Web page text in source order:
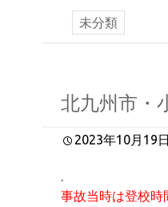
未分類
北九州市・
2023年10月19
.
事故当時は登校時